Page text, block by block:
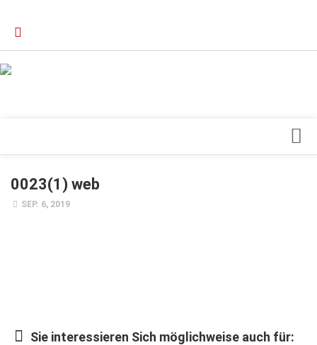
Forschung
0023(1) web
SEP. 6, 2019
Sie interessieren Sich möglichweise auch für: